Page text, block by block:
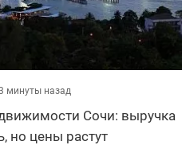
минуты назад
Сочи: выручка
но цены растут